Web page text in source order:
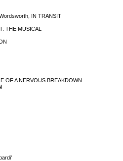
IN TRANSIT
THE MUSICAL
OF A NERVOUS BREAKDOWN